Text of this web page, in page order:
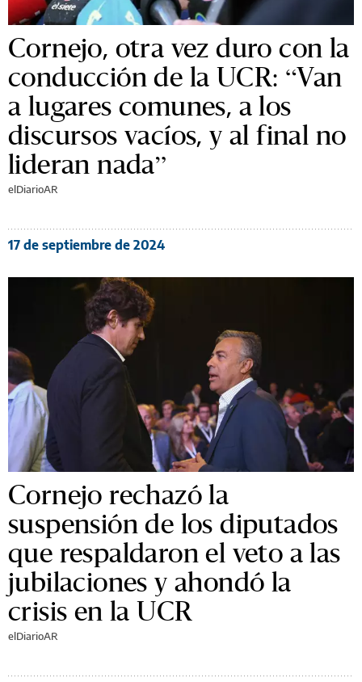
Cornejo, otra vez duro con la
conducción de la UCR: “Van
a lugares comunes, a los
discursos vacíos, y al final no
lideran nada”
elDiarioAR
17 de septiembre de 2024
Cornejo rechazó la
suspensión de los diputados
que respaldaron el veto a las
jubilaciones y ahondó la
crisis en la UCR
elDiarioAR